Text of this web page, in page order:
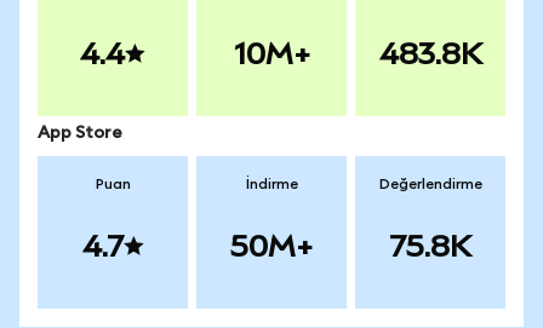
4.4 10M+ 483.8K
App Store
Puan
4.7
İndirme
50M+
Değerlendirme
75.8K